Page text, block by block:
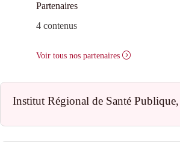
Partenaires
4 contenus
Voir tous nos partenaires
Institut Régional de Santé